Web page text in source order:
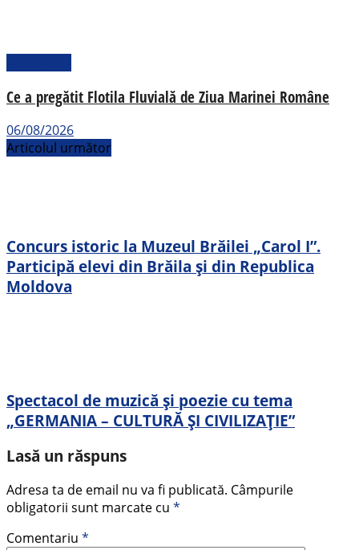
Ce a pregătit Flotila Fluvială de Ziua Marinei Române
06/08/2026
Articolul următor
Concurs istoric la Muzeul Brăilei „Carol I”.
Participă elevi din Brăila și din Republica
Moldova
Spectacol de muzică și poezie cu tema
„GERMANIA – CULTURĂ ȘI CIVILIZAȚIE”
Lasă un răspuns
Adresa ta de email nu va fi publicată. Câmpurile
obligatorii sunt marcate cu *
Comentariu *